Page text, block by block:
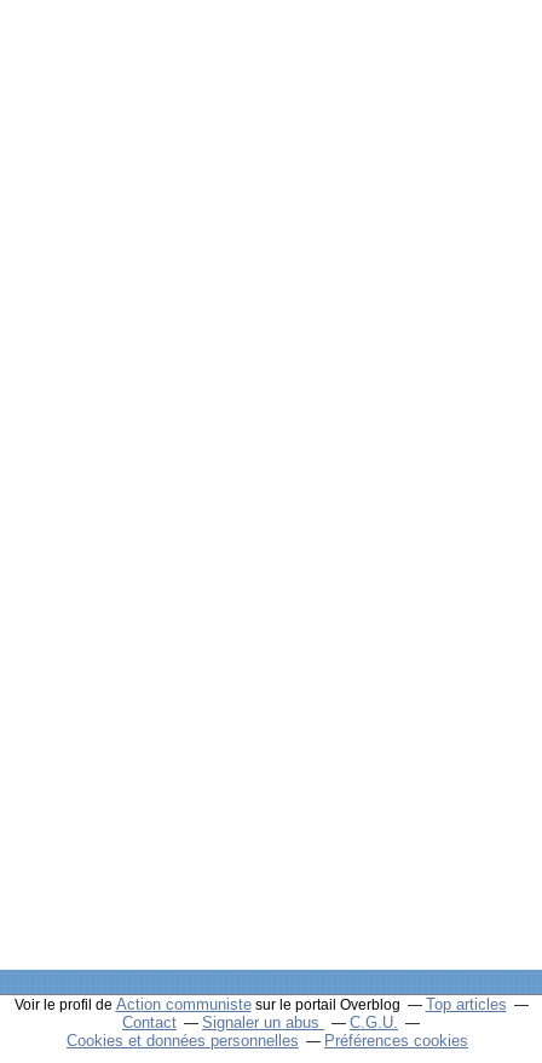
Voir le profil de Action communistesur le portail Overblog
Top articles
Contact
Signaler un abus
C.G.U.
Cookies et données personnelles
Préférences cookies